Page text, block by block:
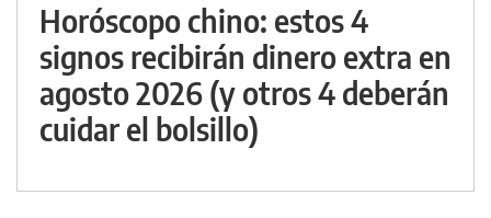
Horóscopo chino: estos 4
signos recibirán dinero extra en
agosto 2026 (y otros 4 deberán
cuidar el bolsillo)